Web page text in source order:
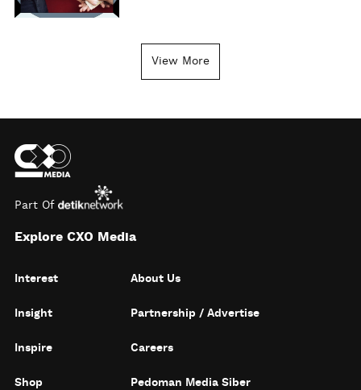
View More
Part Of
Explore CXO Media
Interest
Insight
Inspire
Shop
About Us
Partnership / Advertise
Careers
Pedoman Media Siber